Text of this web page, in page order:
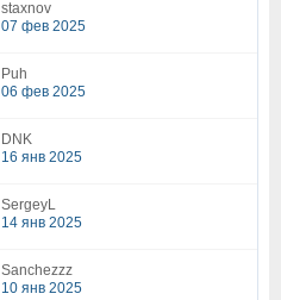
staxnov
07 фев 2025
Puh
06 фев 2025
DNK
16 янв 2025
SergeyL
14 янв 2025
Sanchezzz
10 янв 2025